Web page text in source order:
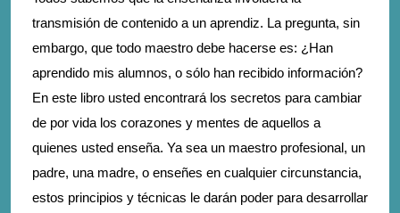
transmisión de contenido a un aprendiz. La pregunta, sin
embargo, que todo maestro debe hacerse es: ¿Han
aprendido mis alumnos, o sólo han recibido información?
En este libro usted encontrará los secretos para cambiar
de por vida los corazones y mentes de aquellos a
quienes usted enseña. Ya sea un maestro profesional, un
padre, una madre, o enseñes en cualquier circunstancia,
estos principios y técnicas le darán poder para desarrollar